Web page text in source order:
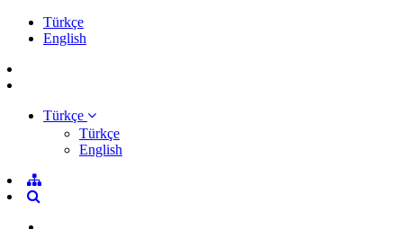
Türkçe
English
Türkçe
Türkçe
English